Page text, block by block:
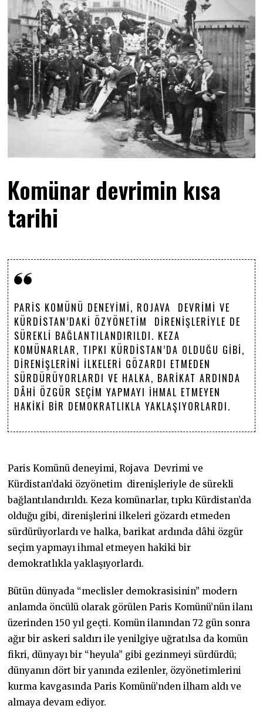
Komünar devrimin kısa
tarihi
PARIS KOMÜNÜ DENEYIMI, ROJAVA DEVRIMI VE
KÜRDISTAN’DAKI ÖZYÖNETIM DIRENIŞLERIYLE DE
SÜREKLI BAĞLANTILANDIRILDI. KEZA
KOMÜNARLAR, TIPKI KÜRDISTAN’DA OLDUĞU GIBI,
DIRENIŞLERINI ILKELERI GÖZARDI ETMEDEN
SÜRDÜRÜYORLARDI VE HALKA, BARIKAT ARDINDA
DÂHI ÖZGÜR SEÇIM YAPMAYI IHMAL ETMEYEN
HAKIKI BIR DEMOKRATLIKLA YAKLAŞIYORLARDI.
Paris Komünü deneyimi, Rojava Devrimi ve
Kürdistan’daki özyönetim direnişleriyle de sürekli
bağlantılandırıldı. Keza komünarlar, tıpkı Kürdistan’da
olduğu gibi, direnişlerini ilkeleri gözardı etmeden
sürdürüyorlardı ve halka, barikat ardında dâhi özgür
seçim yapmayı ihmal etmeyen hakiki bir
demokratlıkla yaklaşıyorlardı.
Bütün dünyada “meclisler demokrasisinin” modern
anlamda öncülü olarak görülen Paris Komünü’nün ilanı
üzerinden 150 yıl geçti. Komün ilanından 72 gün sonra
ağır bir askeri saldırı ile yenilgiye uğratılsa da komün
fikri, dünyayı bir “heyula” gibi gezinmeyi sürdürdü;
dünyanın dört bir yanında ezilenler, özyönetimlerini
kurma kavgasında Paris Komünü’nden ilham aldı ve
almaya devam ediyor.